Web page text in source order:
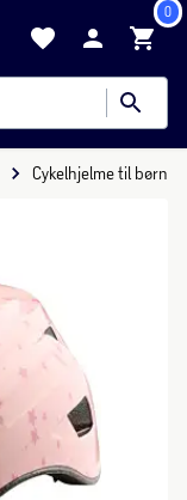
0
Cykelhjelme til børn